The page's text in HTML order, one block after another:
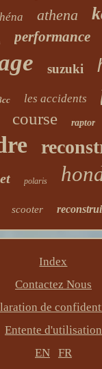
athena
performance
suzuki
les accidents
course raptor
polaris
scooter
Index
Contactez Nous
de
Entente d'utilisation
EN
FR